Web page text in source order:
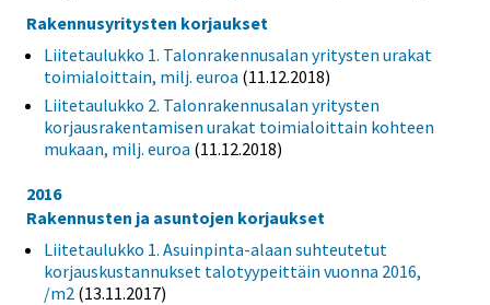
Rakennusyritysten korjaukset
Liitetaulukko 1. Talonrakennusalan yritysten urakat
toimialoittain, milj. euroa (11.12.2018)
Liitetaulukko 2. Talonrakennusalan yritysten
korjausrakentamisen urakat toimialoittain kohteen
mukaan, milj. euroa (11.12.2018)
2016
Rakennusten ja asuntojen korjaukset
Liitetaulukko 1. Asuinpinta-alaan suhteutetut
korjauskustannukset talotyypeittäin vuonna 2016,
/m2 (13.11.2017)